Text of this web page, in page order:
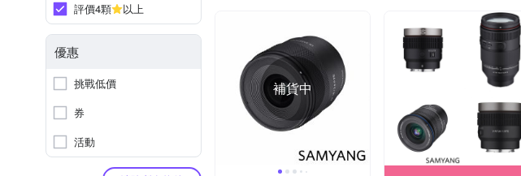
評價4顆
以上
優惠
挑戰低價
券
活動
補貨中